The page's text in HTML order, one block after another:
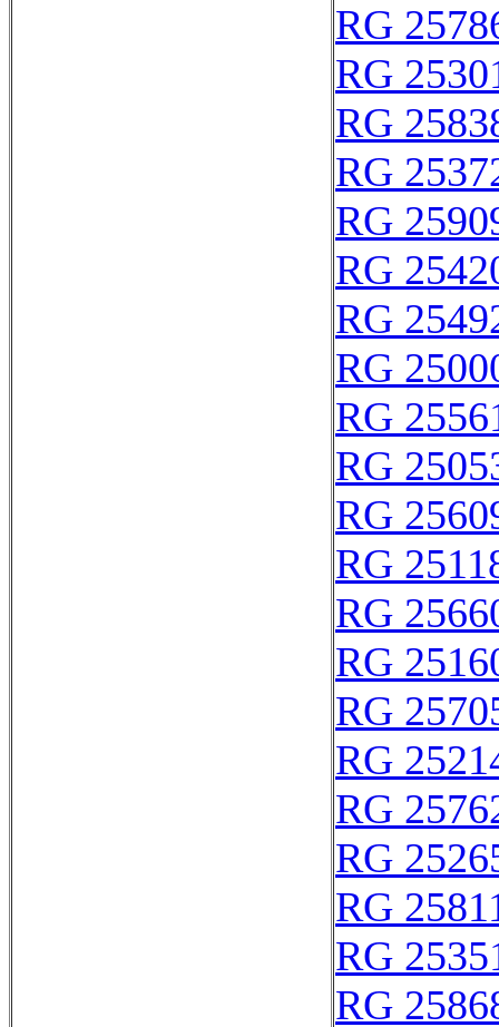
RG
RG
RG
RG
RG
RG
RG
RG
RG
RG
RG
RG
RG
RG
RG
RG
RG
RG
RG
RG
RG